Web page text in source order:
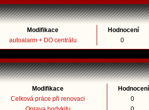
Modifikace Hodnocení
autoalarm + DO centrálu
0
Modifikace Hodnocení
Celková práce při renovaci
0